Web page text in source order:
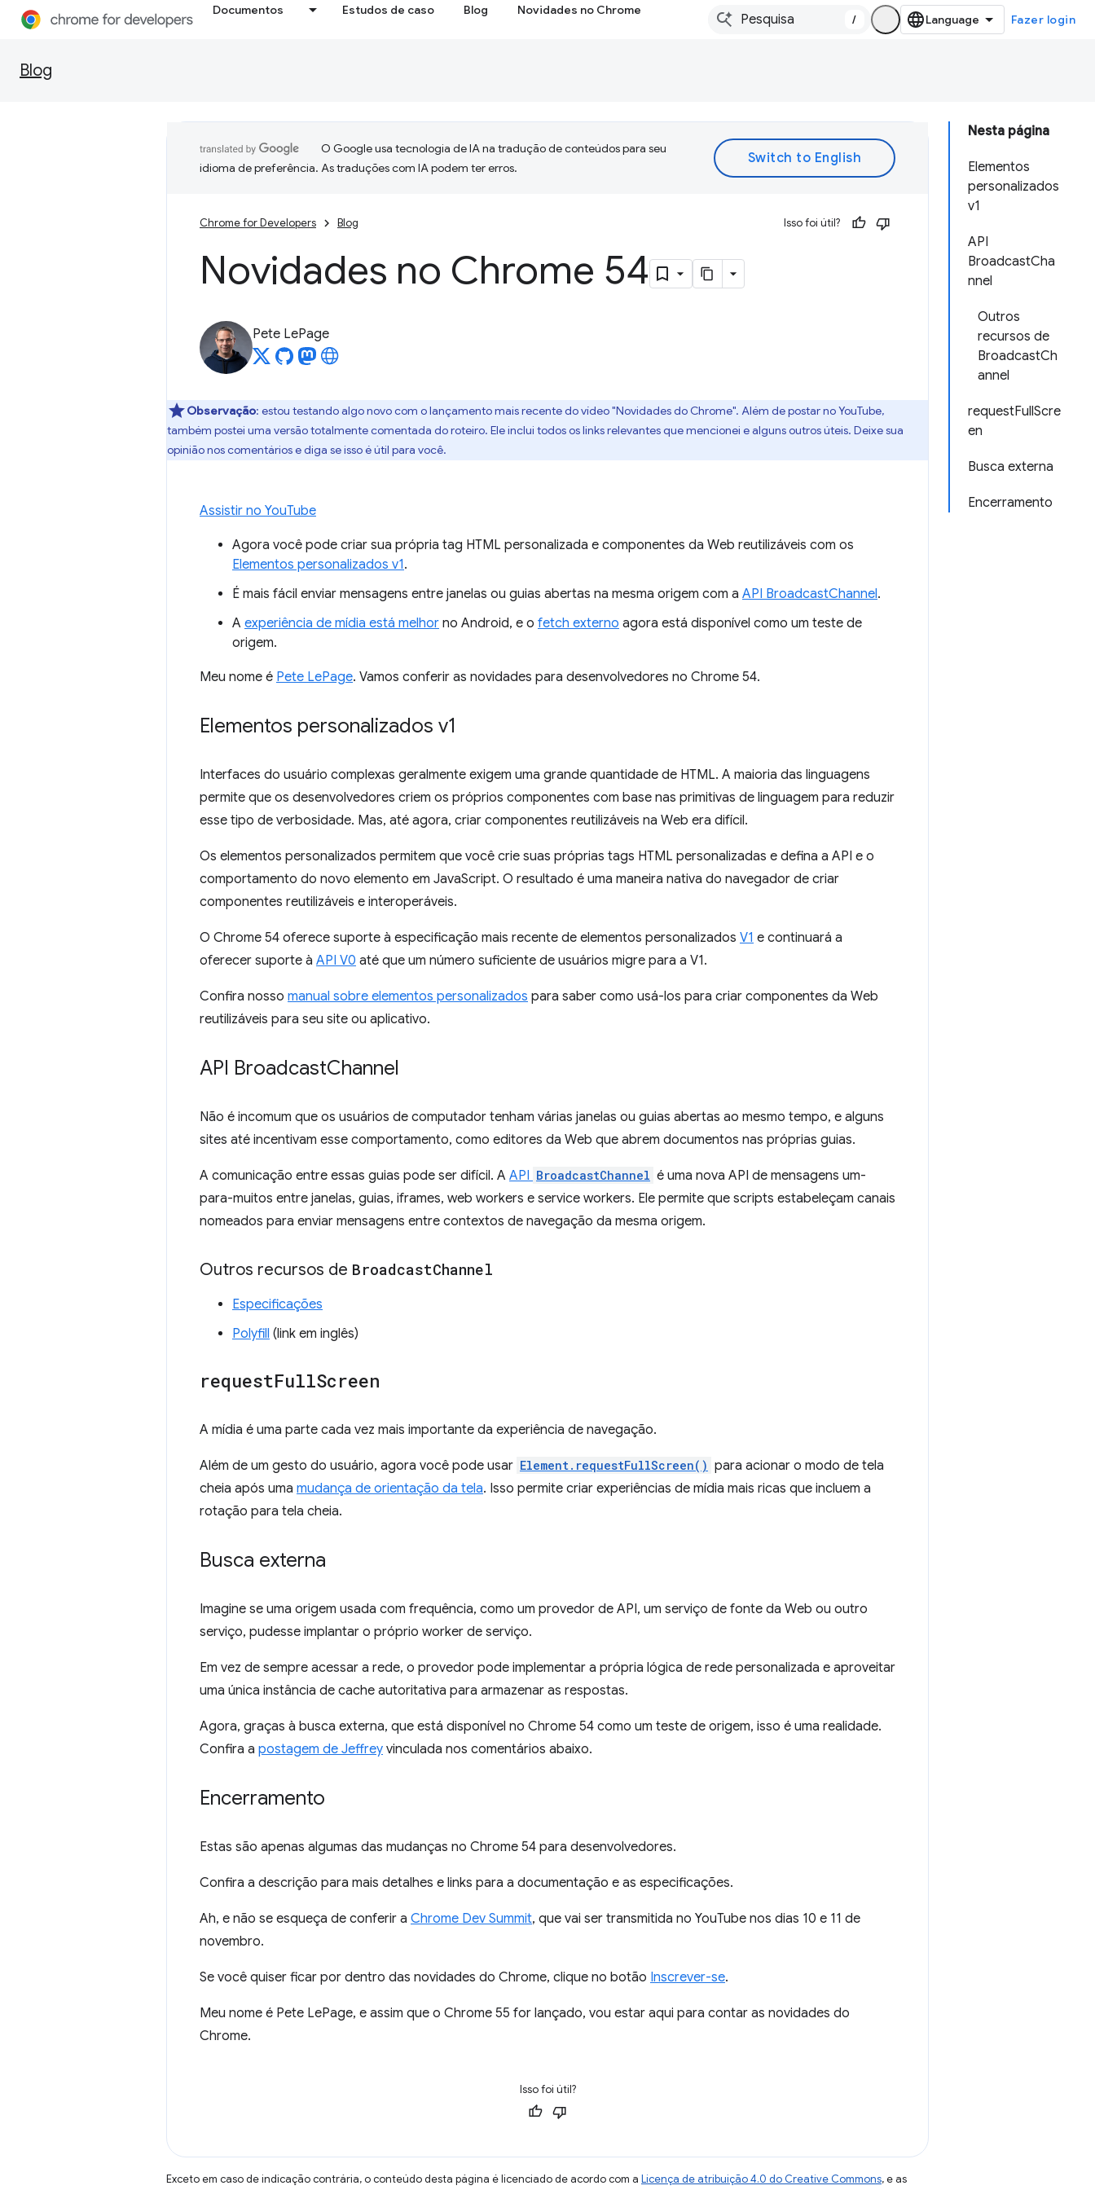
Documentos Estudos de caso Blog Novidades no Chrome
/ Fazer login
Blog
Nesta página
Elementos
personalizados
v1
API
BroadcastCha
nnel
Outros
recursos de
BroadcastCh
annel
requestFullScre
en
Busca externa
Encerramento
O Google usa tecnologia de IA na tradução de conteúdos para seu
idioma de preferência. As traduções com IA podem ter erros.
Chrome for Developers Blog Isso foi útil?
Novidades no Chrome 54
Pete LePage
Observação: estou testando algo novo com o lançamento mais recente do vídeo "Novidades do Chrome". Além de postar no YouTube,
também postei uma versão totalmente comentada do roteiro. Ele inclui todos os links relevantes que mencionei e alguns outros úteis. Deixe sua
opinião nos comentários e diga se isso é útil para você.
Assistir no YouTube
Agora você pode criar sua própria tag HTML personalizada e componentes da Web reutilizáveis com os
Elementos personalizados v1.
É mais fácil enviar mensagens entre janelas ou guias abertas na mesma origem com a API BroadcastChannel.
A experiência de mídia está melhor no Android, e o fetch externo agora está disponível como um teste de
origem.
Meu nome é Pete LePage. Vamos conferir as novidades para desenvolvedores no Chrome 54.
Elementos personalizados v1
Interfaces do usuário complexas geralmente exigem uma grande quantidade de HTML. A maioria das linguagens
permite que os desenvolvedores criem os próprios componentes com base nas primitivas de linguagem para reduzir
esse tipo de verbosidade. Mas, até agora, criar componentes reutilizáveis na Web era difícil.
Os elementos personalizados permitem que você crie suas próprias tags HTML personalizadas e defina a API e o
comportamento do novo elemento em JavaScript. O resultado é uma maneira nativa do navegador de criar
componentes reutilizáveis e interoperáveis.
O Chrome 54 oferece suporte à especificação mais recente de elementos personalizados V1 e continuará a
oferecer suporte à API V0 até que um número suficiente de usuários migre para a V1.
Confira nosso manual sobre elementos personalizados para saber como usá-los para criar componentes da Web
reutilizáveis para seu site ou aplicativo.
API BroadcastChannel
Não é incomum que os usuários de computador tenham várias janelas ou guias abertas ao mesmo tempo, e alguns
sites até incentivam esse comportamento, como editores da Web que abrem documentos nas próprias guias.
A comunicação entre essas guias pode ser difícil. A API BroadcastChannel é uma nova API de mensagens um-
para-muitos entre janelas, guias, iframes, web workers e service workers. Ele permite que scripts estabeleçam canais
nomeados para enviar mensagens entre contextos de navegação da mesma origem.
Outros recursos de BroadcastChannel
Especificações
Polyfill (link em inglês)
requestFullScreen
A mídia é uma parte cada vez mais importante da experiência de navegação.
Além de um gesto do usuário, agora você pode usar Element.requestFullScreen() para acionar o modo de tela
cheia após uma mudança de orientação da tela. Isso permite criar experiências de mídia mais ricas que incluem a
rotação para tela cheia.
Busca externa
Imagine se uma origem usada com frequência, como um provedor de API, um serviço de fonte da Web ou outro
serviço, pudesse implantar o próprio worker de serviço.
Em vez de sempre acessar a rede, o provedor pode implementar a própria lógica de rede personalizada e aproveitar
uma única instância de cache autoritativa para armazenar as respostas.
Agora, graças à busca externa, que está disponível no Chrome 54 como um teste de origem, isso é uma realidade.
Confira a postagem de Jeffrey vinculada nos comentários abaixo.
Encerramento
Estas são apenas algumas das mudanças no Chrome 54 para desenvolvedores.
Confira a descrição para mais detalhes e links para a documentação e as especificações.
Ah, e não se esqueça de conferir a Chrome Dev Summit, que vai ser transmitida no YouTube nos dias 10 e 11 de
novembro.
Se você quiser ficar por dentro das novidades do Chrome, clique no botão Inscrever-se.
Meu nome é Pete LePage, e assim que o Chrome 55 for lançado, vou estar aqui para contar as novidades do
Chrome.
Isso foi útil?
Exceto em caso de indicação contrária, o conteúdo desta página é licenciado de acordo com a Licença de atribuição 4.0 do Creative Commons, e as